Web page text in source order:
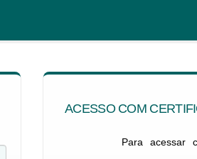
ACESSO COM
Para acessar